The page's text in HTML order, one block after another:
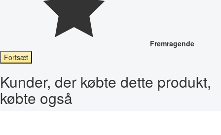
Fremragende
Fortsæt
Kunder, der købte dette produkt,
købte også